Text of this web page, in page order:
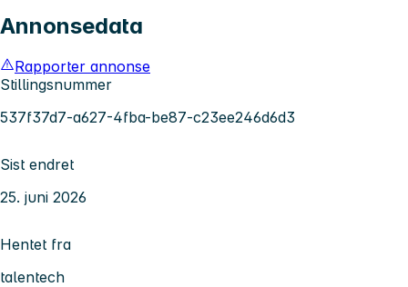
Annonsedata
Rapporter annonse
Stillingsnummer
537f37d7-a627-4fba-be87-c23ee246d6d3
Sist endret
25. juni 2026
Hentet fra
talentech